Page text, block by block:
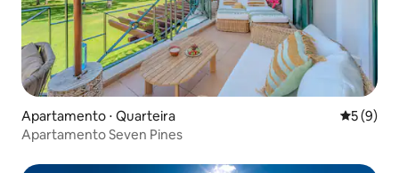
Apartamento ⋅ Quarteira 5 de
5 (9)
Apartamento Seven Pines